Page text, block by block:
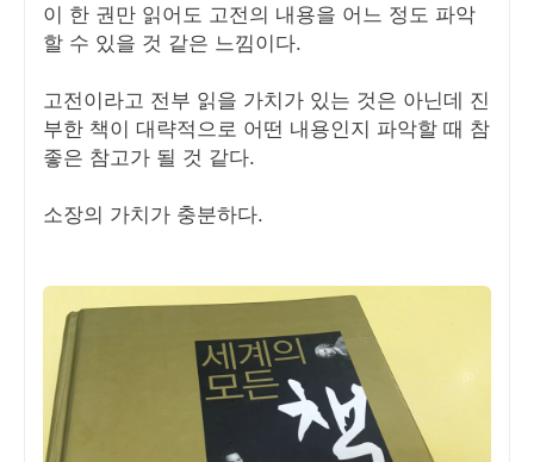
이 한 권만 읽어도 고전의 내용을 어느 정도 파악
할 수 있을 것 같은 느낌이다.
고전이라고 전부 읽을 가치가 있는 것은 아닌데 진
부한 책이 대략적으로 어떤 내용인지 파악할 때 참
좋은 참고가 될 것 같다.
소장의 가치가 충분하다.